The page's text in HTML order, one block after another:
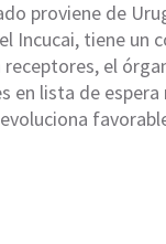
proviene de
Incucai, tiene un
receptores, el
en lista de